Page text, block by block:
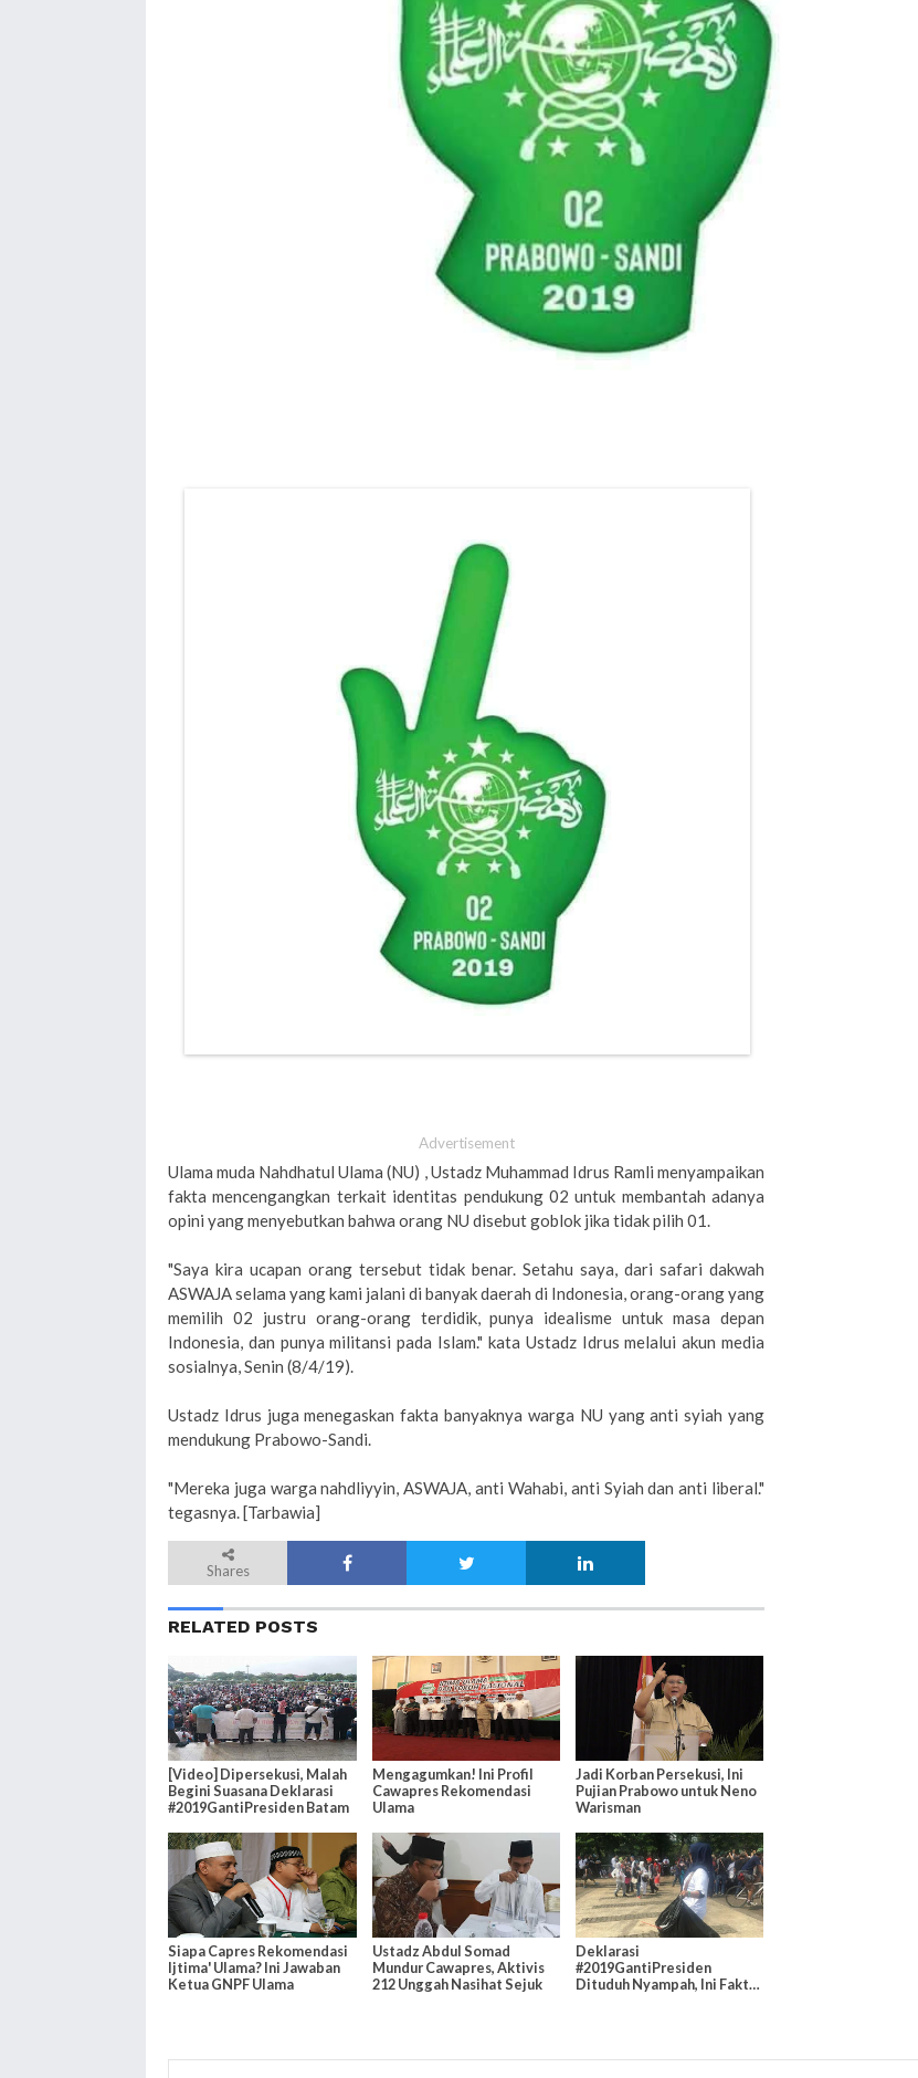
Advertisement
Ulama muda Nahdhatul Ulama (NU) , Ustadz Muhammad Idrus Ramli menyampaikan
fakta mencengangkan terkait identitas pendukung 02 untuk membantah adanya
opini yang menyebutkan bahwa orang NU disebut goblok jika tidak pilih 01.
"Saya kira ucapan orang tersebut tidak benar. Setahu saya, dari safari dakwah
ASWAJA selama yang kami jalani di banyak daerah di Indonesia, orang-orang yang
memilih 02 justru orang-orang terdidik, punya idealisme untuk masa depan
Indonesia, dan punya militansi pada Islam." kata Ustadz Idrus melalui akun media
sosialnya, Senin (8/4/19).
Ustadz Idrus juga menegaskan fakta banyaknya warga NU yang anti syiah yang
mendukung Prabowo-Sandi.
"Mereka juga warga nahdliyyin, ASWAJA, anti Wahabi, anti Syiah dan anti liberal."
tegasnya. [Tarbawia]
Shares
RELATED POSTS
[Video] Dipersekusi, Malah
Begini Suasana Deklarasi
#2019GantiPresiden Batam
Mengagumkan! Ini Profil
Cawapres Rekomendasi
Ulama
Jadi Korban Persekusi, Ini
Pujian Prabowo untuk Neno
Warisman
Siapa Capres Rekomendasi
Ijtima' Ulama? Ini Jawaban
Ketua GNPF Ulama
Ustadz Abdul Somad
Mundur Cawapres, Aktivis
212 Unggah Nasihat Sejuk
Deklarasi
#2019GantiPresiden
Dituduh Nyampah, Ini Fakta